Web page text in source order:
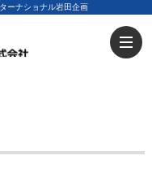
ーナショナル岩田企画